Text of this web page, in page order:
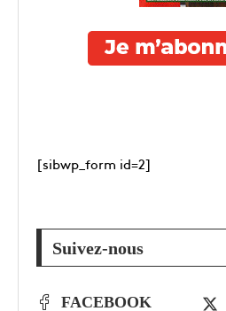
[sibwp_form id=2]
Suivez-nous
FACEBOOK